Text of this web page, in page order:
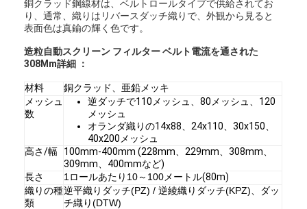
銅クラッド鋼線材は、ベルトロールタイプで供給されてお
り、通常、織りはリバースダッチ織りで、外観から見ると
表面色は真鍮の輝く色です。
造粒自動スクリーン フィルター ベルト電流を通された
308Mm詳細 ：
材料
銅クラッド、亜鉛メッキ
メッシュ
数
逆ダッチで110メッシュ、80メッシュ、120
メッシュ
オランダ織りの14x88、24x110、30x150、
40x200メッシュ
高さ/幅
100mm-400mm (228mm、229mm、308mm、
309mm、400mmなど)
長さ
1ロールあたり10～100メートル(80m)
織りの種
類
逆平織りダッチ(PZ) / 逆綾織りダッチ(KPZ)、ダッ
チ織り(DTW)